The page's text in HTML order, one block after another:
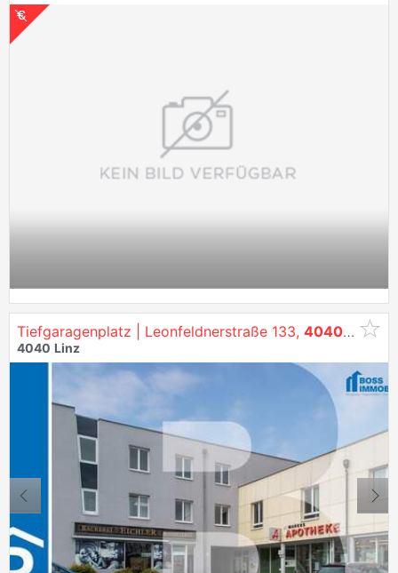
Tiefgaragenplatz | Leonfeldnerstraße 133, 4040 Linz
4040 Linz